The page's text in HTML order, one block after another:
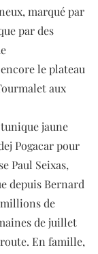
marqué par
par des
le plateau
aux
jaune
Pogacar pour
Paul Seixas,
depuis Bernard
millions de
de juillet
En famille,